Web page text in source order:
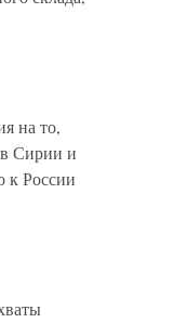
на то,
Сирии и
к России